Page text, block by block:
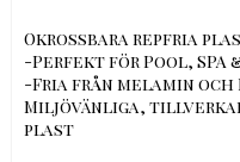
Okrossbara repfria
-Perfekt för Pool, SPA
-Fria från melamin och
Miljövänliga,
plast